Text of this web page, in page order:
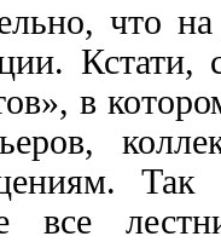
что
Кстати,
в
Так
все